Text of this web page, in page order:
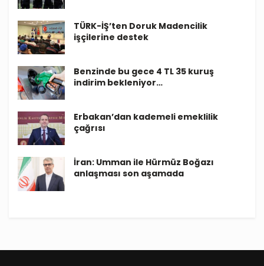
TÜRK-İŞ’ten Doruk Madencilik
işçilerine destek
Benzinde bu gece 4 TL 35 kuruş
indirim bekleniyor…
Erbakan’dan kademeli emeklilik
çağrısı
İran: Umman ile Hürmüz Boğazı
anlaşması son aşamada